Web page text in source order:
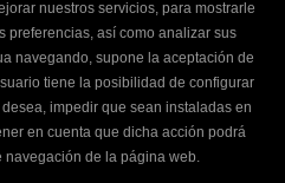
cómo formar parte de
nuestros servicios, para mostrarle
preferencias, así como analizar sus
navegando, supone la aceptación de
tiene la posibilidad de configurar
impedir que sean instaladas en
en cuenta que dicha acción podrá
de la página web.